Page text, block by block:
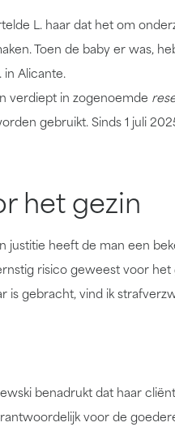
L. haar dat het om
Toen de baby er was,
in Alicante.
verdiept in zogenoemde
gebruikt. Sinds 1 juli
het gezin
justitie heeft de man een
risico geweest voor het
is gebracht, vind ik
benadrukt dat haar
voor de